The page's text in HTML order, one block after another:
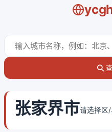
查
张家界市请选择区